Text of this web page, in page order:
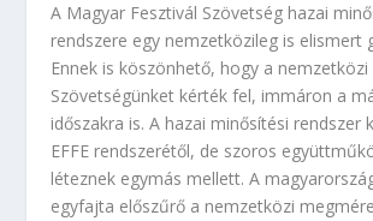
A Magyar Fesztivál Szövetség hazai
rendszere egy nemzetközileg is elismert
Ennek is köszönhető, hogy a
Szövetségünket kérték fel, immáron a
időszakra is. A hazai minősítési rendszer
EFFE rendszerétől, de szoros
léteznek egymás mellett. A
egyfajta előszűrő a nemzetközi